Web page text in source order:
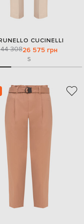
CUCINELLI
44 30826 575 грн
S